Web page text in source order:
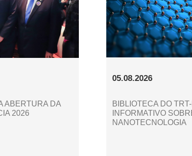
ABERTURA DA
2026
05.08.2026
BIBLIOTECA DO
INFORMATIVO
NANOTECNOLOGIA